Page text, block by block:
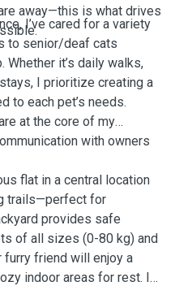
away—this is what drives
I’ve cared for a variety
to senior/deaf cats
Whether it’s daily walks,
I prioritize creating a
to each pet’s needs.
at the core of my
with owners
flat in a central location
trails—perfect for
provides safe
of all sizes (0-80 kg) and
furry friend will enjoy a
indoor areas for rest. I